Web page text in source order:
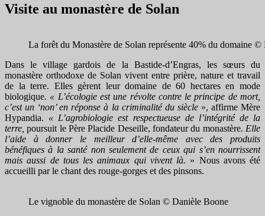
Visite au monastère de Solan
La forêt du Monastère de Solan représente 40% du domaine
Dans le village gardois de la Bastide-d’Engras, les sœurs du
monastère orthodoxe de Solan vivent entre prière, nature et travail
de la terre. Elles gèrent leur domaine de 60 hectares en mode
biologique. « L’écologie est une révolte contre le principe de mort,
c’est un ‘non’ en réponse à la criminalité du siècle», affirme Mère
Hypandia. « L’agrobiologie est respectueuse de l’intégrité de la
terre,poursuit le Père Placide Deseille, fondateur du monastère. Elle
l’aide à donner le meilleur d’elle-même avec des produits
bénéfiques à la santé non seulement de ceux qui s’en nourrissent
mais aussi de tous les animaux qui vivent là. » Nous avons été
accueilli par le chant des rouge-gorges et des pinsons.
Le vignoble du monastère de Solan © Danièle Boone